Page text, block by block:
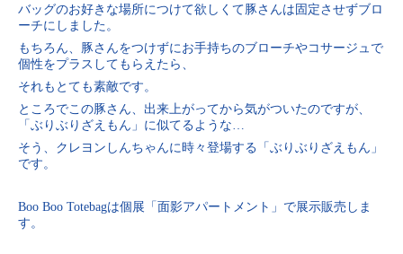
バッグのお好きな場所につけて欲しくて豚さんは固定させずブロ
ーチにしました。
もちろん、豚さんをつけずにお手持ちのブローチやコサージュで
個性をプラスしてもらえたら、
それもとても素敵です。
ところでこの豚さん、出来上がってから気がついたのですが、
「ぶりぶりざえもん」に似てるような…
そう、クレヨンしんちゃんに時々登場する「ぶりぶりざえもん」
です。
Boo Boo Totebagは個展「面影アパートメント」で展示販売しま
す。